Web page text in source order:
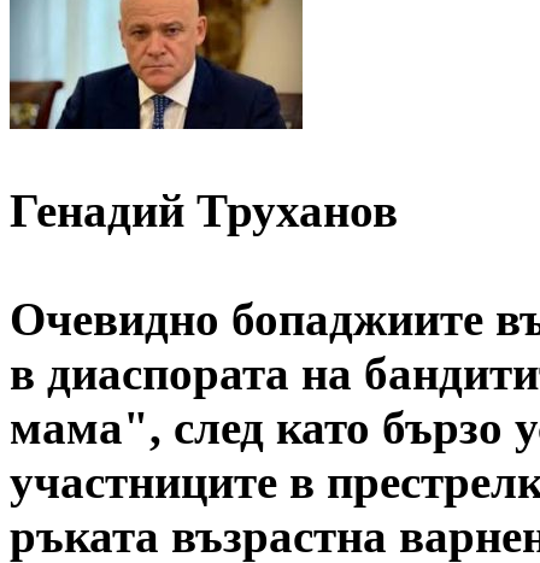
Генадий Труханов
Очевидно бопаджиите
в диаспората на
мама", след като бързо
участниците в
ръката възрастна